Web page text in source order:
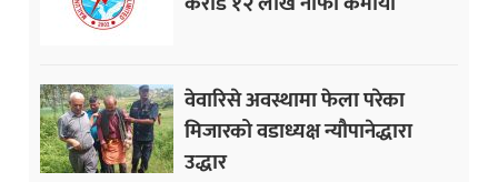
वेवारिसे अवस्थामा फेला परेका
मिजारको वडाध्यक्ष न्यौपानेद्धारा
उद्धार